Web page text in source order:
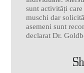
sunt activități
muschi dar
asemeni sunt
declarat Dr.